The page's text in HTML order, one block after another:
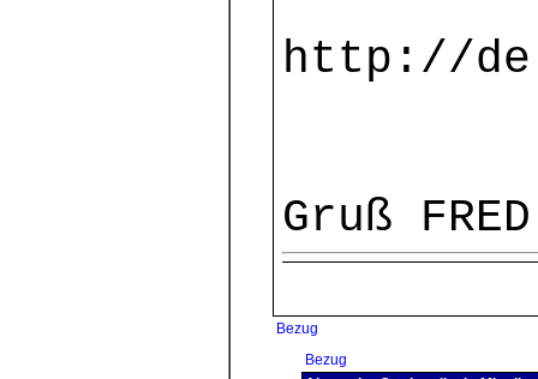
http://
Gruß FRED
Bezug
Bezug